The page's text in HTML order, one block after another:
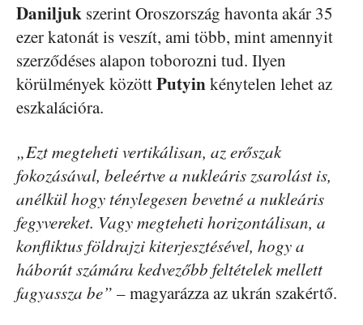
Daniljuk szerint Oroszország havonta akár 35
ezer katonát is veszít, ami több, mint amennyit
szerződéses alapon toborozni tud. Ilyen
körülmények közöttPutyinkénytelen lehet az
eszkalációra.
„Ezt megteheti vertikálisan, az erőszak
fokozásával, beleértve a nukleáris zsarolást is,
anélkül hogy ténylegesen bevetné a nukleáris
fegyvereket. Vagy megteheti horizontálisan, a
konfliktus földrajzi kiterjesztésével, hogy a
háborút számára kedvezőbb feltételek mellett
fagyassza be” – magyarázza az ukrán szakértő.